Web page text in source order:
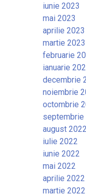
iunie 2023
mai 2023
aprilie 2023
martie 2023
februarie
ianuarie
decembrie
noiembrie
octombrie
septembrie
august 2022
iulie 2022
iunie 2022
mai 2022
aprilie 2022
martie 2022